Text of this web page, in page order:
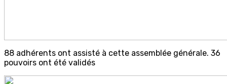
88 adhérents ont assisté à cette assemblée générale. 36
pouvoirs ont été validés